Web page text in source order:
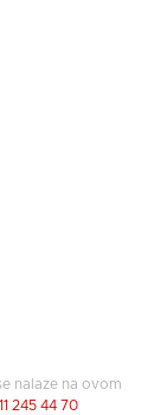
nalaze na ovom
245 44 70